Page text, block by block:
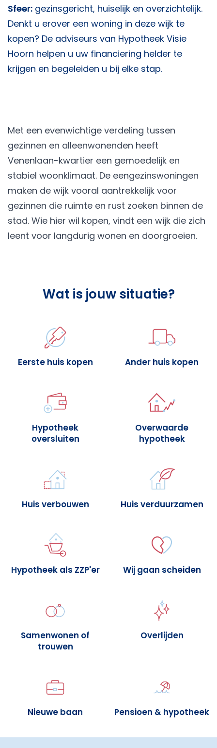
Sfeer: gezinsgericht, huiselijk en overzichtelijk.
Denkt u erover een woning in deze wijk te
kopen? De adviseurs van Hypotheek Visie
Hoorn helpen u uw financiering helder te
krijgen en begeleiden u bij elke stap.
Met een evenwichtige verdeling tussen
gezinnen en alleenwonenden heeft
Venenlaan-kwartier een gemoedelijk en
stabiel woonklimaat. De eengezinswoningen
maken de wijk vooral aantrekkelijk voor
gezinnen die ruimte en rust zoeken binnen de
stad. Wie hier wil kopen, vindt een wijk die zich
leent voor langdurig wonen en doorgroeien.
Wat is jouw situatie?
Eerste huis kopen Ander huis kopen
Hypotheek
oversluiten
Overwaarde
hypotheek
Huis verbouwen Huis verduurzamen
Hypotheek als ZZP'er Wij gaan scheiden
Samenwonen of
trouwen
Overlijden
Nieuwe baan Pensioen & hypotheek